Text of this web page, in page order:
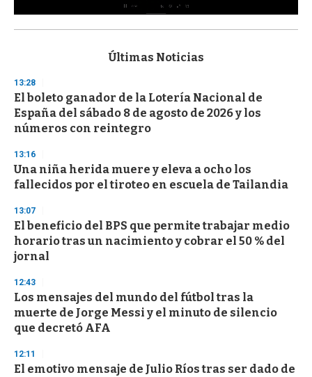
s
d
s
o
f
3
s
e
c
o
d
s
Últimas Noticias
13:28
El boleto ganador de la Lotería Nacional de
España del sábado 8 de agosto de 2026 y los
números con reintegro
13:16
Una niña herida muere y eleva a ocho los
fallecidos por el tiroteo en escuela de Tailandia
13:07
El beneficio del BPS que permite trabajar medio
horario tras un nacimiento y cobrar el 50 % del
jornal
12:43
Los mensajes del mundo del fútbol tras la
muerte de Jorge Messi y el minuto de silencio
que decretó AFA
12:11
El emotivo mensaje de Julio Ríos tras ser dado de